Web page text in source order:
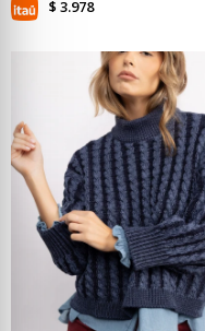
$ 3.978